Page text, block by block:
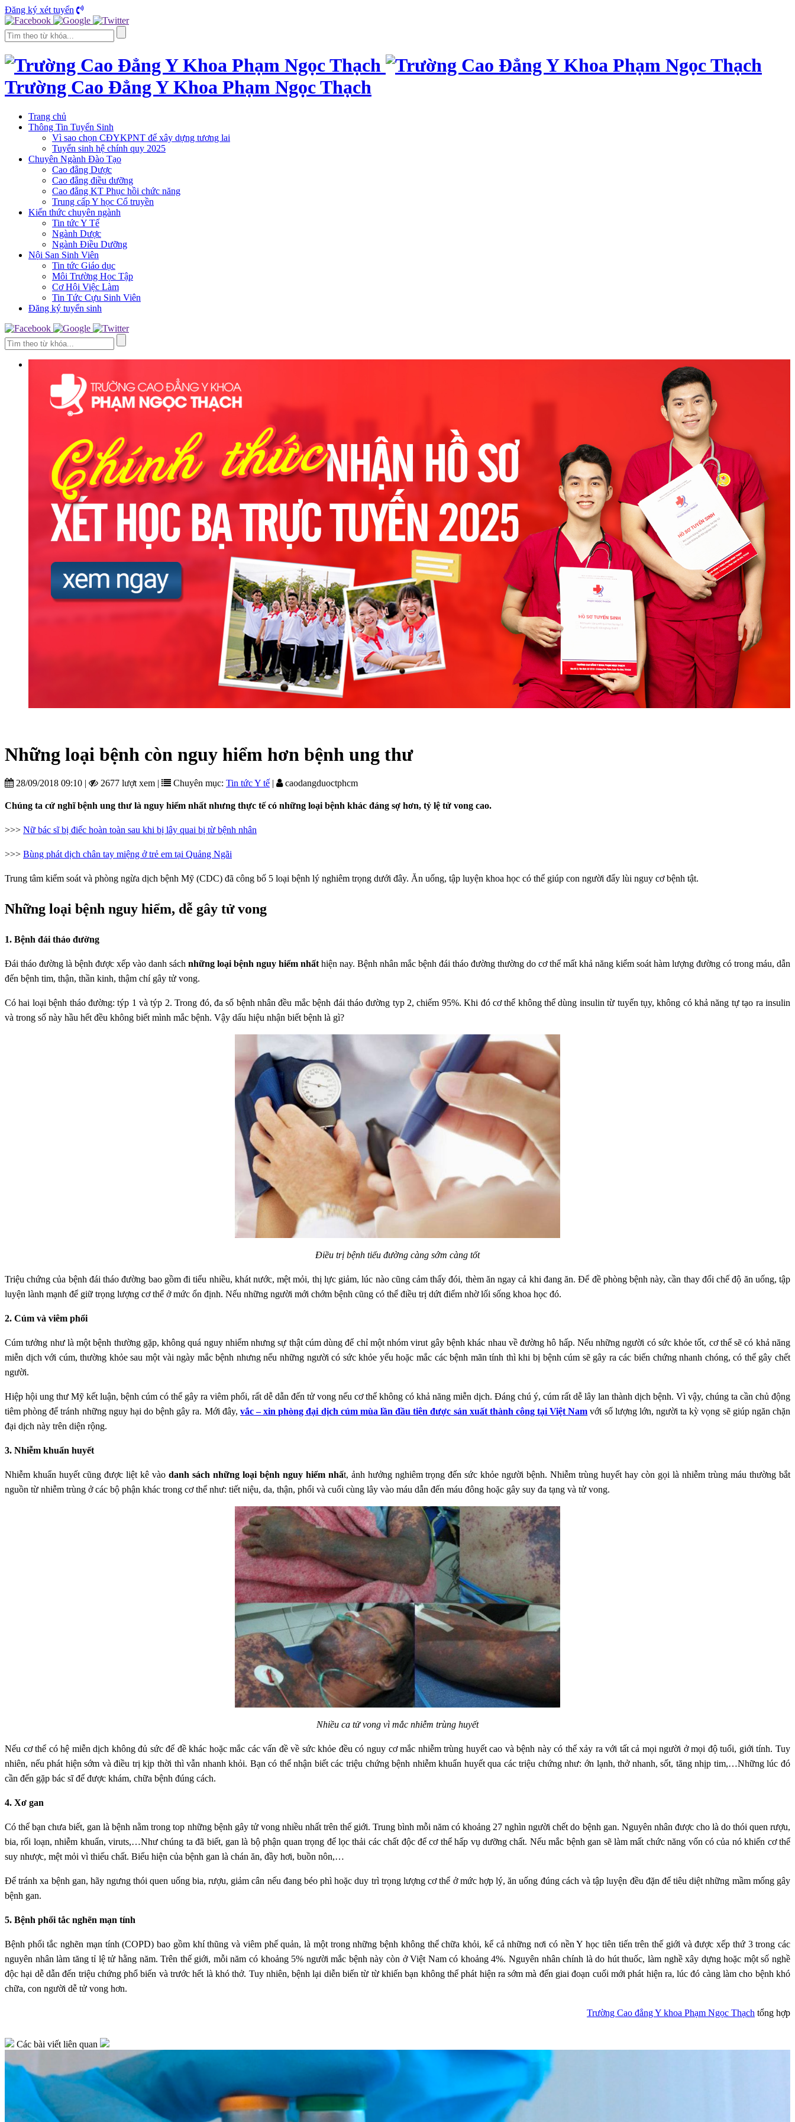
Đăng ký xét tuyển
Trường Cao Đẳng Y Khoa Phạm Ngọc Thạch
Trang chủ
Thông Tin Tuyển Sinh
Vì sao chọn CĐYKPNT để xây dựng tương lai
Tuyển sinh hệ chính quy 2025
Chuyên Ngành Đào Tạo
Cao đẳng Dược
Cao đẳng điều dưỡng
Cao đẳng KT Phục hồi chức năng
Trung cấp Y học Cổ truyền
Kiến thức chuyên ngành
Tin tức Y Tế
Ngành Dược
Ngành Điều Dưỡng
Nội San Sinh Viên
Tin tức Giáo dục
Môi Trường Học Tập
Cơ Hội Việc Làm
Tin Tức Cựu Sinh Viên
Đăng ký tuyển sinh
Những loại bệnh còn nguy hiểm hơn bệnh ung thư
28/09/2018 09:10 | 2677 lượt xem | Chuyên mục: Tin tức Y tế | caodangduoctphcm
Chúng ta cứ nghĩ bệnh ung thư là nguy hiểm nhất nhưng thực tế có những loại bệnh khác đáng sợ hơn, tỷ lệ tử vong cao.
>>> Nữ bác sĩ bị điếc hoàn toàn sau khi bị lây quai bị từ bệnh nhân
>>> Bùng phát dịch chân tay miệng ở trẻ em tại Quảng Ngãi
Trung tâm kiểm soát và phòng ngừa dịch bệnh Mỹ (CDC) đã công bố 5 loại bệnh lý nghiêm trọng dưới đây. Ăn uống, tập luyện khoa học có thể giúp con người đẩy lùi nguy cơ bệnh tật.
Những loại bệnh nguy hiểm, dễ gây tử vong
1. Bệnh đái tháo đường
Đái tháo đường là bệnh được xếp vào danh sách những loại bệnh nguy hiểm nhất hiện nay. Bệnh nhân mắc bệnh đái tháo đường thường do cơ thể mất khả năng kiểm soát hàm lượng đường có trong máu, dẫn
đến bệnh tim, thận, thần kinh, thậm chí gây tử vong.
Có hai loại bệnh tháo đường: týp 1 và týp 2. Trong đó, đa số bệnh nhân đều mắc bệnh đái tháo đường typ 2, chiếm 95%. Khi đó cơ thể không thể dùng insulin từ tuyến tụy, không có khả năng tự tạo ra insulin
và trong số này hầu hết đều không biết mình mắc bệnh. Vậy dấu hiệu nhận biết bệnh là gì?
Điều trị bệnh tiểu đường càng sớm càng tốt
Triệu chứng của bệnh đái tháo đường bao gồm đi tiểu nhiều, khát nước, mệt mỏi, thị lực giảm, lúc nào cũng cảm thấy đói, thèm ăn ngay cả khi đang ăn. Để đề phòng bệnh này, cần thay đổi chế độ ăn uống, tập
luyện lành mạnh để giữ trọng lượng cơ thể ở mức ổn định. Nếu những người mới chớm bệnh cũng có thể điều trị dứt điểm nhờ lối sống khoa học đó.
2. Cúm và viêm phổi
Cúm tưởng như là một bệnh thường gặp, không quá nguy nhiểm nhưng sự thật cúm dùng để chỉ một nhóm virut gây bệnh khác nhau về đường hô hấp. Nếu những người có sức khỏe tốt, cơ thể sẽ có khả năng
miễn dịch với cúm, thường khỏe sau một vài ngày mắc bệnh nhưng nếu những người có sức khỏe yếu hoặc mắc các bệnh mãn tính thì khi bị bệnh cúm sẽ gây ra các biến chứng nhanh chóng, có thể gây chết
người.
Hiệp hội ung thư Mỹ kết luận, bệnh cúm có thể gây ra viêm phổi, rất dễ dẫn đến tử vong nếu cơ thể không có khả năng miễn dịch. Đáng chú ý, cúm rất dễ lây lan thành dịch bệnh. Vì vậy, chúng ta cần chủ động
tiêm phòng để tránh những nguy hại do bệnh gây ra. Mới đây, vắc – xin phòng đại dịch cúm mùa lần đầu tiên được sản xuất thành công tại Việt Nam với số lượng lớn, người ta kỳ vọng sẽ giúp ngăn chặn
đại dịch này trên diện rộng.
3. Nhiễm khuẩn huyết
Nhiễm khuẩn huyết cũng được liệt kê vào danh sách những loại bệnh nguy hiểm nhất, ảnh hưởng nghiêm trọng đến sức khỏe người bệnh. Nhiễm trùng huyết hay còn gọi là nhiễm trùng máu thường bắt
nguồn từ nhiễm trùng ở các bộ phận khác trong cơ thể như: tiết niệu, da, thận, phổi và cuối cùng lây vào máu dẫn đến máu đông hoặc gây suy đa tạng và tử vong.
Nhiều ca tử vong vì mắc nhiễm trùng huyết
Nếu cơ thể có hệ miễn dịch không đủ sức để đề khác hoặc mắc các vấn đề về sức khỏe đều có nguy cơ mắc nhiễm trùng huyết cao và bệnh này có thể xảy ra với tất cả mọi người ở mọi độ tuổi, giới tính. Tuy
nhiên, nếu phát hiện sớm và điều trị kịp thời thì vẫn nhanh khỏi. Bạn có thể nhận biết các triệu chứng bệnh nhiễm khuẩn huyết qua các triệu chứng như: ớn lạnh, thở nhanh, sốt, tăng nhịp tim,…Những lúc đó
cần đến gặp bác sĩ để được khám, chữa bệnh đúng cách.
4. Xơ gan
Có thể bạn chưa biết, gan là bệnh nằm trong top những bệnh gây tử vong nhiều nhất trên thế giới. Trung bình mỗi năm có khoảng 27 nghìn người chết do bệnh gan. Nguyên nhân được cho là do thói quen rượu,
bia, rối loạn, nhiễm khuẩn, viruts,…Như chúng ta đã biết, gan là bộ phận quan trọng để lọc thải các chất độc để cơ thể hấp vụ dưỡng chất. Nếu mắc bệnh gan sẽ làm mất chức năng vốn có của nó khiến cơ thể
suy nhược, mệt mỏi vì thiếu chất. Biểu hiện của bệnh gan là chán ăn, đầy hơi, buồn nôn,…
Để tránh xa bệnh gan, hãy ngưng thói quen uống bia, rượu, giảm cân nếu đang béo phì hoặc duy trì trọng lượng cơ thể ở mức hợp lý, ăn uống đúng cách và tập luyện đều đặn để tiêu diệt những mầm mống gây
bệnh gan.
5. Bệnh phổi tắc nghẽn mạn tính
Bệnh phổi tắc nghẽn mạn tính (COPD) bao gồm khí thũng và viêm phế quản, là một trong những bệnh không thể chữa khỏi, kể cả những nơi có nền Y học tiên tiến trên thế giới và được xếp thứ 3 trong các
nguyên nhân làm tăng tỉ lệ tử hằng năm. Trên thế giới, mỗi năm có khoảng 5% người mắc bệnh này còn ở Việt Nam có khoảng 4%. Nguyên nhân chính là do hút thuốc, làm nghề xây dựng hoặc một số nghề
độc hại dễ dẫn đến triệu chứng phổ biến và trước hết là khó thở. Tuy nhiên, bệnh lại diễn biến từ từ khiến bạn không thể phát hiện ra sớm mà đến giai đoạn cuối mới phát hiện ra, lúc đó càng làm cho bệnh khó
chữa, con người dễ tử vong hơn.
Trường Cao đẳng Y khoa Phạm Ngọc Thạch tổng hợp
Các bài viết liên quan